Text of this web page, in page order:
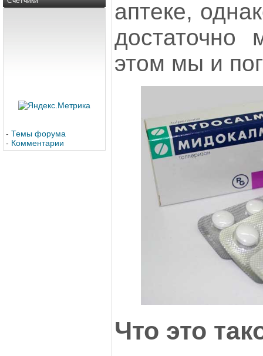
- Темы форума
- Комментарии
аптеке,
достаточно
этом мы и
Что это